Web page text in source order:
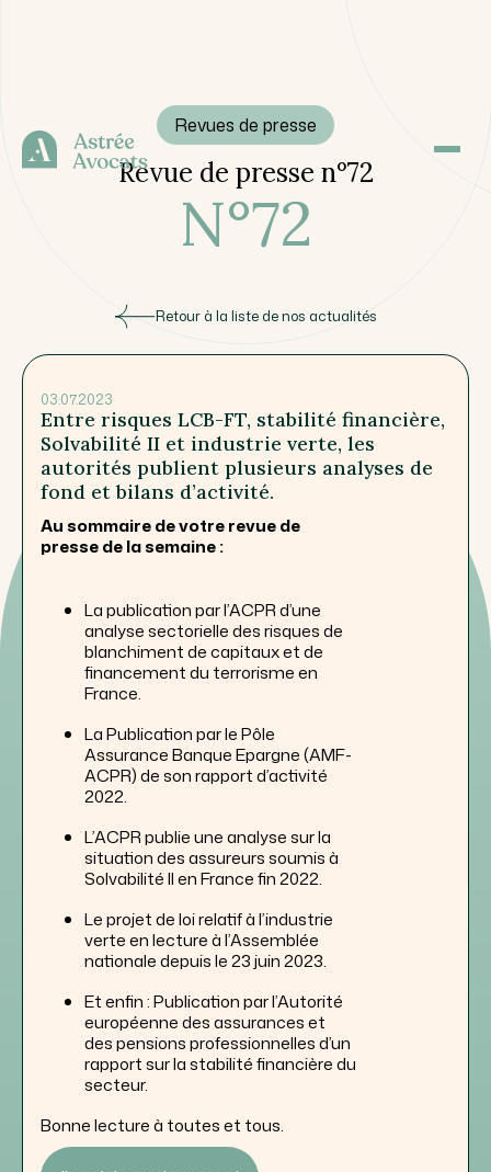
Revues de presse
Revue de presse n°72
N°72
Retour à la liste de nos actualités
03.07.2023
Entre risques LCB-FT, stabilité financière,
Solvabilité II et industrie verte, les
autorités publient plusieurs analyses de
fond et bilans d’activité.
Au sommaire de votre revue de
presse de la semaine :
La publication par l’ACPR d’une
analyse sectorielle des risques de
blanchiment de capitaux et de
financement du terrorisme en
France.
La Publication par le Pôle
Assurance Banque Epargne (AMF-
ACPR) de son rapport d’activité
2022.
L’ACPR publie une analyse sur la
situation des assureurs soumis à
Solvabilité II en France fin 2022.
Le projet de loi relatif à l’industrie
verte en lecture à l’Assemblée
nationale depuis le 23 juin 2023.
Et enfin : Publication par l’Autorité
européenne des assurances et
des pensions professionnelles d’un
rapport sur la stabilité financière du
secteur.
Bonne lecture à toutes et tous.